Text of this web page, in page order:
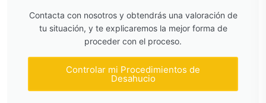
Contacta con nosotros y obtendrás una valoración de
tu situación, y te explicaremos la mejor forma de
proceder con el proceso.
Controlar mi Procedimientos de
Desahucio